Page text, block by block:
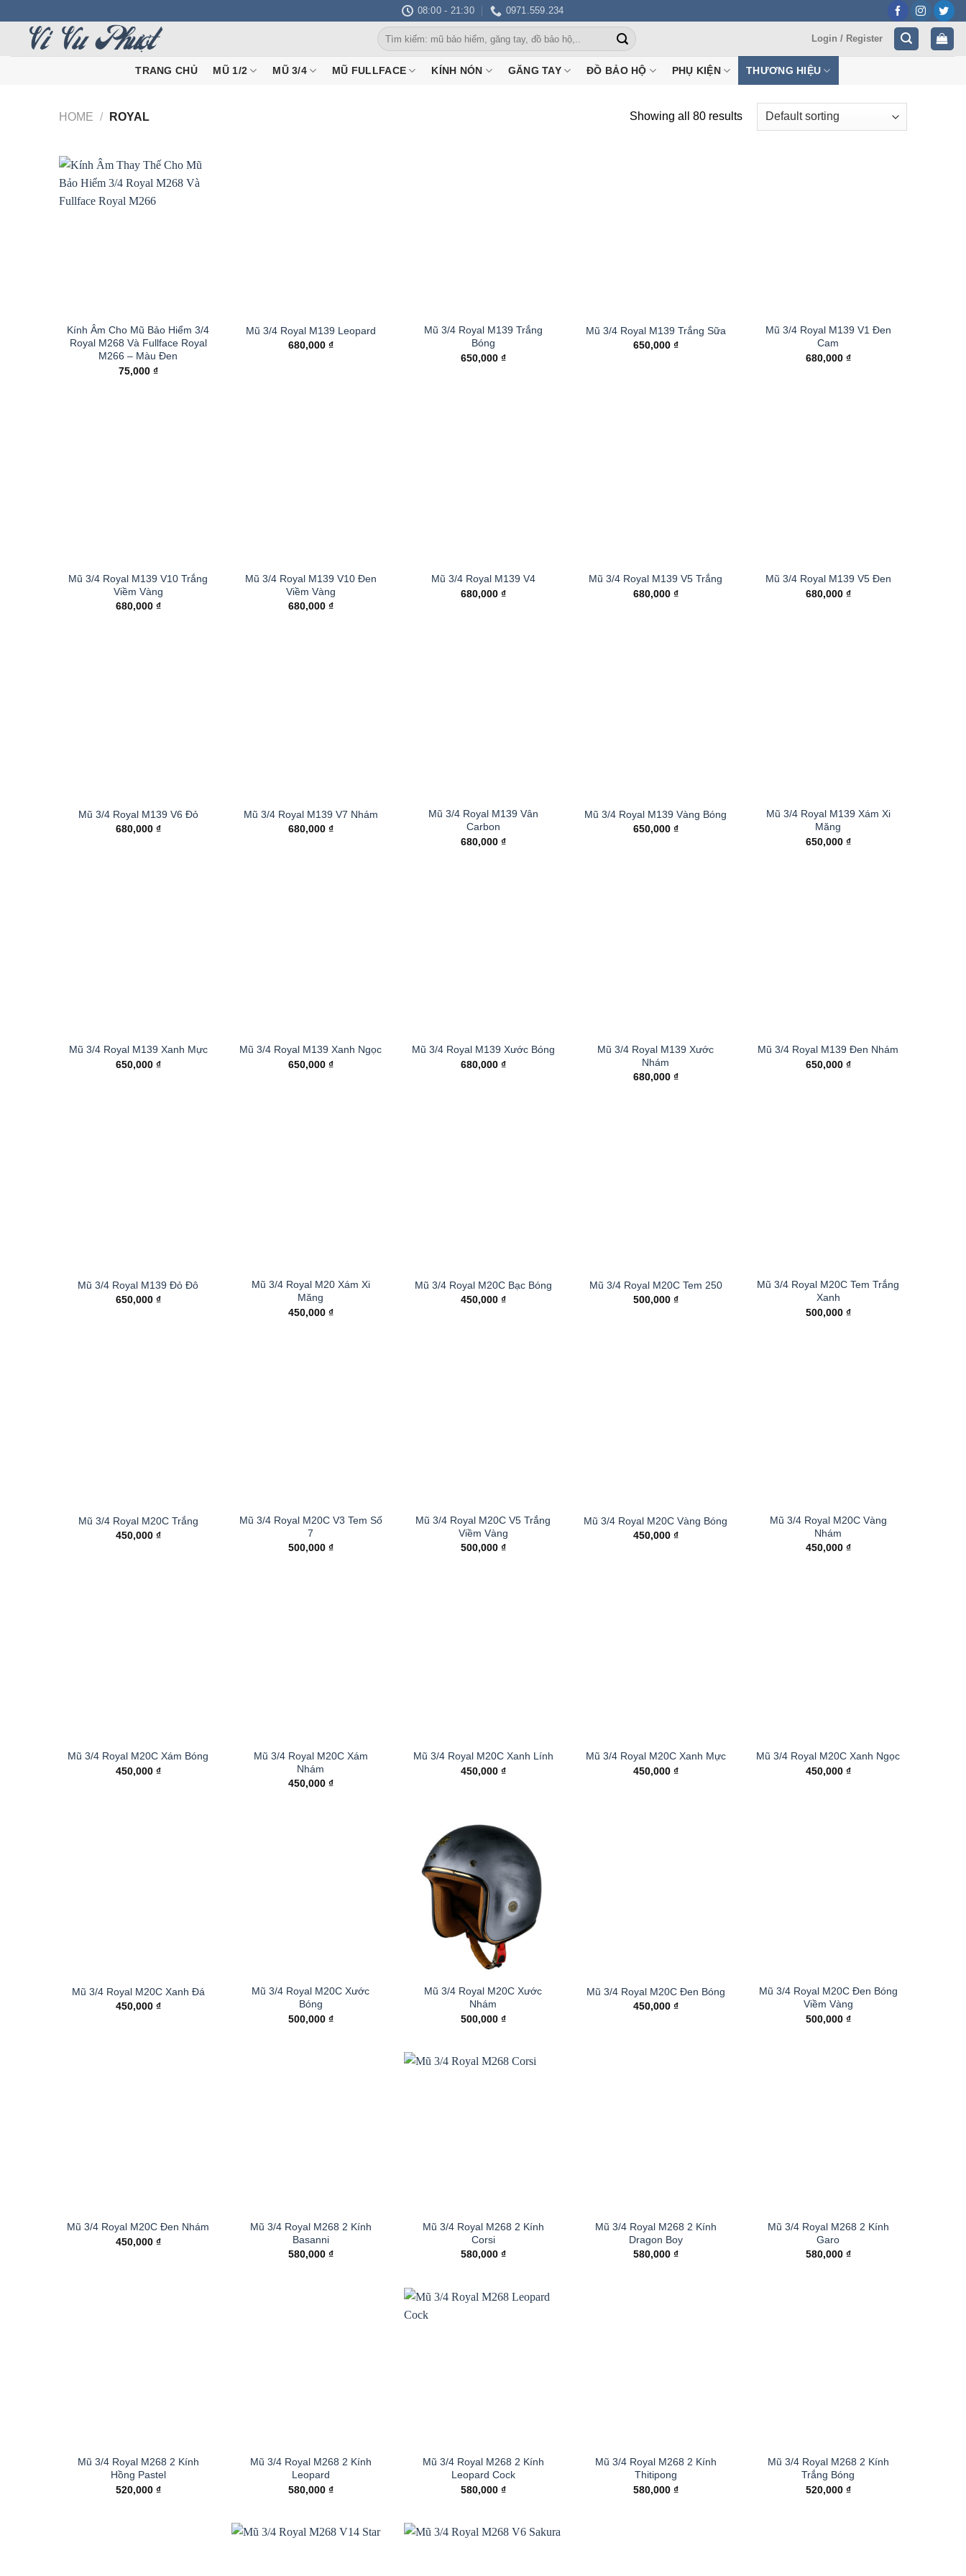
content
08:00 - 21:30 0971.559.234
Search
for:
Login / Register
TRANG CHỦ MŨ 1/2 MŨ 3/4 MŨ FULLFACE KÍNH NÓN GĂNG TAY ĐỒ BẢO HỘ PHỤ KIỆN THƯƠNG HIỆU
HOME / ROYAL Showing all 80 results
Kính Âm Cho Mũ Bảo Hiểm 3/4
Royal M268 Và Fullface Royal
M266 – Màu Đen
75,000 ₫
Mũ 3/4 Royal M139 Leopard
680,000 ₫
Mũ 3/4 Royal M139 Trắng
Bóng
650,000 ₫
Mũ 3/4 Royal M139 Trắng Sữa
650,000 ₫
Mũ 3/4 Royal M139 V1 Đen
Cam
680,000 ₫
Mũ 3/4 Royal M139 V10 Trắng
Viềm Vàng
680,000 ₫
Mũ 3/4 Royal M139 V10 Đen
Viềm Vàng
680,000 ₫
Mũ 3/4 Royal M139 V4
680,000 ₫
Mũ 3/4 Royal M139 V5 Trắng
680,000 ₫
Mũ 3/4 Royal M139 V5 Đen
680,000 ₫
Mũ 3/4 Royal M139 V6 Đỏ
680,000 ₫
Mũ 3/4 Royal M139 V7 Nhám
680,000 ₫
Mũ 3/4 Royal M139 Vân
Carbon
680,000 ₫
Mũ 3/4 Royal M139 Vàng Bóng
650,000 ₫
Mũ 3/4 Royal M139 Xám Xi
Măng
650,000 ₫
Mũ 3/4 Royal M139 Xanh Mực
650,000 ₫
Mũ 3/4 Royal M139 Xanh Ngọc
650,000 ₫
Mũ 3/4 Royal M139 Xước Bóng
680,000 ₫
Mũ 3/4 Royal M139 Xước
Nhám
680,000 ₫
Mũ 3/4 Royal M139 Đen Nhám
650,000 ₫
Mũ 3/4 Royal M139 Đỏ Đô
650,000 ₫
Mũ 3/4 Royal M20 Xám Xi
Măng
450,000 ₫
Mũ 3/4 Royal M20C Bạc Bóng
450,000 ₫
Mũ 3/4 Royal M20C Tem 250
500,000 ₫
Mũ 3/4 Royal M20C Tem Trắng
Xanh
500,000 ₫
Mũ 3/4 Royal M20C Trắng
450,000 ₫
Mũ 3/4 Royal M20C V3 Tem Số
7
500,000 ₫
Mũ 3/4 Royal M20C V5 Trắng
Viềm Vàng
500,000 ₫
Mũ 3/4 Royal M20C Vàng Bóng
450,000 ₫
Mũ 3/4 Royal M20C Vàng
Nhám
450,000 ₫
Mũ 3/4 Royal M20C Xám Bóng
450,000 ₫
Mũ 3/4 Royal M20C Xám
Nhám
450,000 ₫
Mũ 3/4 Royal M20C Xanh Lính
450,000 ₫
Mũ 3/4 Royal M20C Xanh Mực
450,000 ₫
Mũ 3/4 Royal M20C Xanh Ngọc
450,000 ₫
Mũ 3/4 Royal M20C Xanh Đá
450,000 ₫
Mũ 3/4 Royal M20C Xước
Bóng
500,000 ₫
Mũ 3/4 Royal M20C Xước
Nhám
500,000 ₫
Mũ 3/4 Royal M20C Đen Bóng
450,000 ₫
Mũ 3/4 Royal M20C Đen Bóng
Viềm Vàng
500,000 ₫
Mũ 3/4 Royal M20C Đen Nhám
450,000 ₫
Mũ 3/4 Royal M268 2 Kính
Basanni
580,000 ₫
Mũ 3/4 Royal M268 2 Kính
Corsi
580,000 ₫
Mũ 3/4 Royal M268 2 Kính
Dragon Boy
580,000 ₫
Mũ 3/4 Royal M268 2 Kính
Garo
580,000 ₫
Mũ 3/4 Royal M268 2 Kính
Hồng Pastel
520,000 ₫
Mũ 3/4 Royal M268 2 Kính
Leopard
580,000 ₫
Mũ 3/4 Royal M268 2 Kính
Leopard Cock
580,000 ₫
Mũ 3/4 Royal M268 2 Kính
Thitipong
580,000 ₫
Mũ 3/4 Royal M268 2 Kính
Trắng Bóng
520,000 ₫